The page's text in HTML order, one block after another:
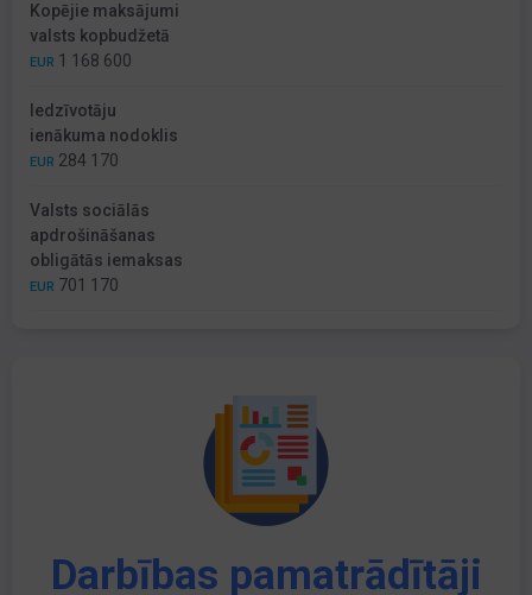
Kopējie maksājumi
valsts kopbudžetā
EUR 1 168 600
Iedzīvotāju
ienākuma nodoklis
EUR 284 170
Valsts sociālās
apdrošināšanas
obligātās iemaksas
EUR 701 170
Darbības pamatrādītāji